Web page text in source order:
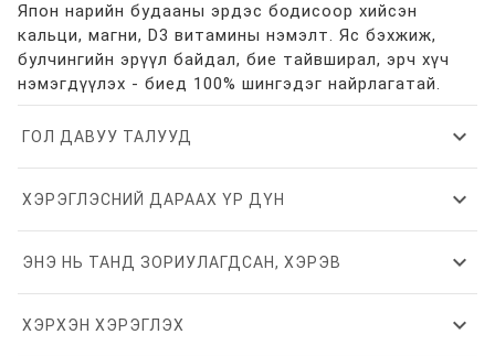
Япон нарийн будааны эрдэс бодисоор хийсэн
кальци, магни, D3 витамины нэмэлт. Яс бэхжиж,
булчингийн эрүүл байдал, бие тайвширал, эрч хүч
нэмэгдүүлэх - биед 100% шингэдэг найрлагатай.
ГОЛ ДАВУУ ТАЛУУД expand_more
ХЭРЭГЛЭСНИЙ ДАРААХ ҮР ДҮН expand_more
ЭНЭ НЬ ТАНД ЗОРИУЛАГДСАН, ХЭРЭВ expand_more
ХЭРХЭН ХЭРЭГЛЭХ expand_more